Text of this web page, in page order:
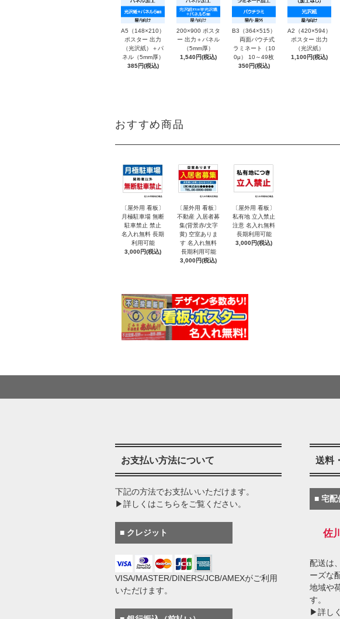
A5（148×210）
ポスター 出力
（光沢紙）＋パ
ネル（5mm厚）
385円(税込)
200×900 ポスタ
ー 出力＋パネル
（5mm厚）
1,540円(税込)
B3（364×515）
両面パウチ式
ラミネート（10
0μ） 10～49枚
350円(税込)
A2（420×594）
ポスター 出力
（光沢紙）
1,100円(税込)
おすすめ商品
〔屋外用 看板〕
月極駐車場 無断
駐車禁止 禁止
名入れ無料 長期
利用可能
3,000円(税込)
〔屋外用 看板〕
不動産 入居者募
集(背景赤/文字
黄) 空室ありま
す 名入れ無料
長期利用可能
3,000円(税込)
〔屋外用 看板〕
私有地 立入禁止
注意 名入れ無料
長期利用可能
3,000円(税込)
お支払い方法について
下記の方法でお支払いいただけます。
▶詳しくはこちらをご覧ください。
■ クレジット
VISA/MASTER/DINERS/JCB/AMEXがご利用
いただけます。
送料
■ 宅配
佐
配送は
ーズな
地域や
す。
▶詳し